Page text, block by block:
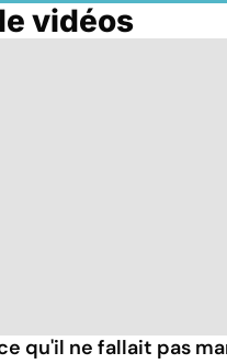
vidéos
qu'il ne fallait pas